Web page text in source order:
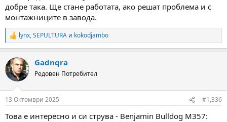
добре така. Ще стане работата, ако решат проблема и с
монтажниците в завода.
R
e
c
t
i
s
lynx,SEPULTURA и kokodjambo
Gadnqra
Редовен Потребител
13 Октомври 2025 #1,336
Това е интересно и си струва - Benjamin Bulldog M357: